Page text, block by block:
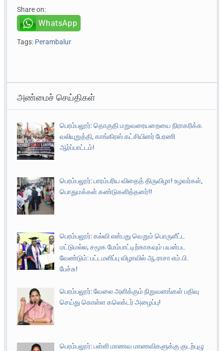
Share on:
WhatsApp
Tags: Perambalur
அண்மைச் செய்திகள்
பெரம்பலூர்: தொகுதி மறுவரையறையை நிராகரிக்க
வலியுறுத்தி, காங்கிரஸ் கட்சியினர் பேரணி
ஆர்ப்பாட்டம்!
பெரம்பலூர்: பாரம்பரிய விதைத் திருவிழா! உழவர்கள்,
பொதுமக்கள் கண்டுகளித்தனர்!!
பெரம்பலூர்: கல்வி என்பது வெறும் பொருளீட்ட
மட்டுமல்ல, சமூக மேம்பாட்டிற்காகவும் பயன்பட
வேண்டும்: பட்டமளிப்பு விழாவில் ஆ.ராசா எம்.பி.
பேச்சு!
பெரம்பலூர்: வேலை அளிக்கும் நிறுவனங்கள் பதிவு
செய்து கொள்ள கலெக்டர் அழைப்பு!
பெரம்பலூர்: பள்ளி மாணவ மாணவிகளுக்கு குடற்புழு